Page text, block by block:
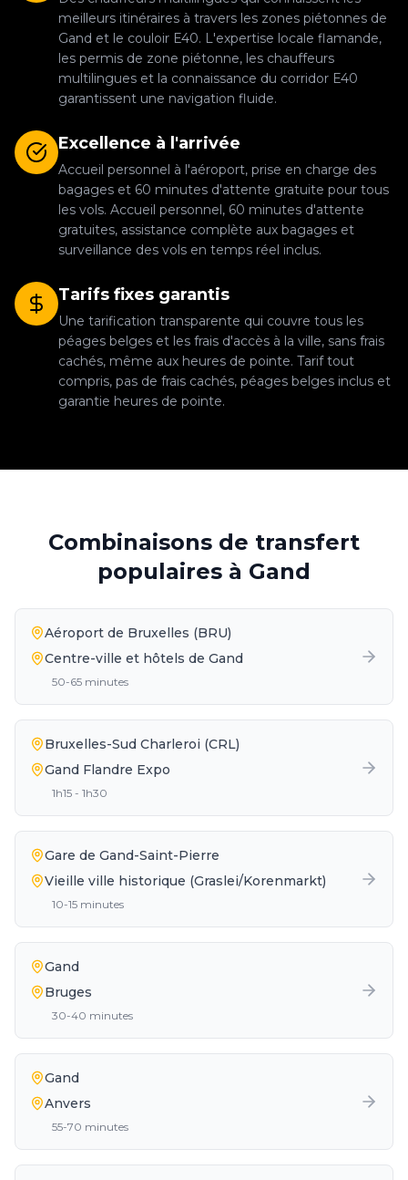
meilleurs itinéraires à travers les zones piétonnes de
Gand et le couloir E40. L'expertise locale flamande,
les permis de zone piétonne, les chauffeurs
multilingues et la connaissance du corridor E40
garantissent une navigation fluide.
Excellence à l'arrivée
Accueil personnel à l'aéroport, prise en charge des
bagages et 60 minutes d'attente gratuite pour tous
les vols. Accueil personnel, 60 minutes d'attente
gratuites, assistance complète aux bagages et
surveillance des vols en temps réel inclus.
Tarifs fixes garantis
Une tarification transparente qui couvre tous les
péages belges et les frais d'accès à la ville, sans frais
cachés, même aux heures de pointe. Tarif tout
compris, pas de frais cachés, péages belges inclus et
garantie heures de pointe.
Combinaisons de transfert
populaires à Gand
Aéroport de Bruxelles (BRU)
Centre-ville et hôtels de Gand
50-65 minutes
Bruxelles-Sud Charleroi (CRL)
Gand Flandre Expo
1h15 - 1h30
Gare de Gand-Saint-Pierre
Vieille ville historique (Graslei/Korenmarkt)
10-15 minutes
Gand
Bruges
30-40 minutes
Gand
Anvers
55-70 minutes